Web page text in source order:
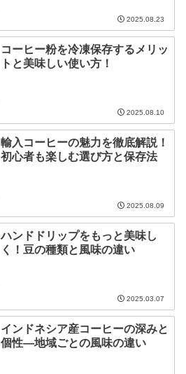
2025.08.23
コーヒー粉を冷凍保存するメリッ
トと美味しい使い方！
2025.08.10
輸入コーヒーの魅力を徹底解説！
初心者も楽しむ選び方と保存法
2025.08.09
ハンドドリップをもっと美味し
く！豆の種類と風味の違い
2025.03.07
インドネシア産コーヒーの深みと
個性—地域ごとの風味の違い